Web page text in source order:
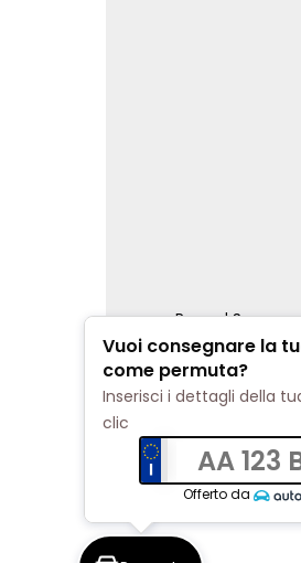
Renord S.p.a.
REA Milano
Cookie Policy
Privacy Policy
Impostazioni di
Vuoi consegnare la
come permuta?
Inserisci i dettagli della
clic
AA 123 BB
Offerto da